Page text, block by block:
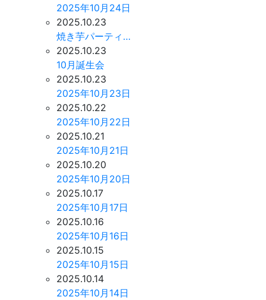
2025年10月24日
2025.10.23
焼き芋パーティ…
2025.10.23
10月誕生会
2025.10.23
2025年10月23日
2025.10.22
2025年10月22日
2025.10.21
2025年10月21日
2025.10.20
2025年10月20日
2025.10.17
2025年10月17日
2025.10.16
2025年10月16日
2025.10.15
2025年10月15日
2025.10.14
2025年10月14日